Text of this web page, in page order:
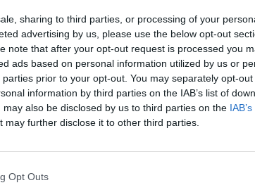
sharing to third parties, or processing of your
advertising by us, please use the below opt-out
note that after your opt-out request is processed you
ads based on personal information utilized by us or
prior to your opt-out. You may separately opt-
information by third parties on the IAB’s list of
also be disclosed by us to third parties on the
may further disclose it to other third parties.
Opt Outs
válogatottban.